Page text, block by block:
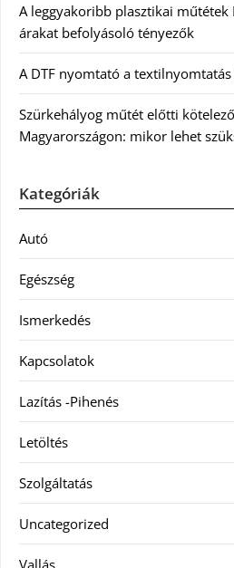
A leggyakoribb plasztikai műtétek
árakat befolyásoló tényezők
A DTF nyomtató a
Szürkehályog műtét előtti
Magyarországon: mikor lehet
Kategóriák
Autó
Egészség
Ismerkedés
Kapcsolatok
Lazítás -Pihenés
Letöltés
Szolgáltatás
Uncategorized
Vallás